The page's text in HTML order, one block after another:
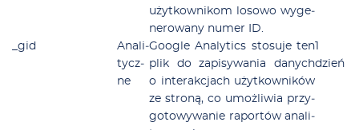
użyt­kow­ni­kom lo­so­wo wy­ge­
ne­ro­wa­ny nu­mer ID.
_gid
Ana­li­
tycz­
ne
Go­ogle Ana­ly­tics sto­su­je ten
plik do za­pi­sy­wa­nia da­nych
o in­te­rak­cjach użyt­kow­ni­ków
ze stro­ną, co umoż­li­wia przy­
go­to­wy­wa­nie ra­por­tów ana­li­
1
dzień